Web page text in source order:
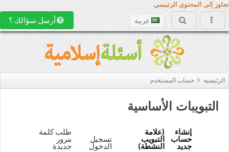
تجاوز إلى المحتوى الرئيسي
عربية أرسل سؤالك ؟
الرئيسية حساب المستخدم
التبويبات الأساسية
إنشاء
حساب
جديد
(علامة
التبويب
النشطة)
تسجيل
الدخول
طلب كلمة
مرور
جديدة